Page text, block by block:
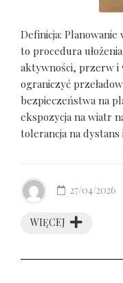
Definicja:
to procedura
aktywności, przerw i
ograniczyć
bezpieczeństwa na
ekspozycja na wiatr
tolerancja na dystans
WIĘCEJ
27/04/2026